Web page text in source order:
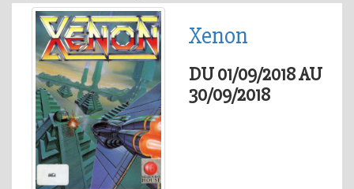
Xenon
DU 01/09/2018 AU
30/09/2018